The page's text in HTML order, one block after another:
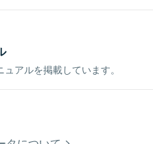
アルを掲載しています。